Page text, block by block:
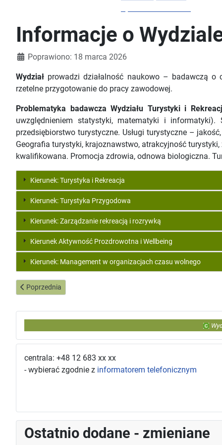
Informacje o
Szczegóły
Poprawiono: 18 marca 2026
Wydział prowadzi działalność naukowo – badawczą o
rzetelne przygotowanie do pracy zawodowej.
Problematyka badawcza Wydziału Turystyki i
uwzględnieniem statystyki, matematyki i informatyki).
przedsiębiorstwo turystyczne. Usługi turystyczne –
Geografia turystyki, krajoznawstwo, atrakcyjność
kwalifikowana. Promocja zdrowia, odnowa biologiczna.
Kierunek: Turystyka i Rekreacja
Kierunek: Turystyka Przygodowa
Kierunek: Zarządzanie rekreacją i rozrywką
Kierunek Aktywność Prozdrowotna i Wellbeing
Kierunek: Management w organizacjach czasu wolnego
Poprzednia strona: Dziekanat Wydziału Turystyki i Rekreacji
Poprzednia
centrala: +48 12 683 xx xx
- wybierać zgodnie z informatorem telefonicznym
Ostatnio dodane - zmieniane